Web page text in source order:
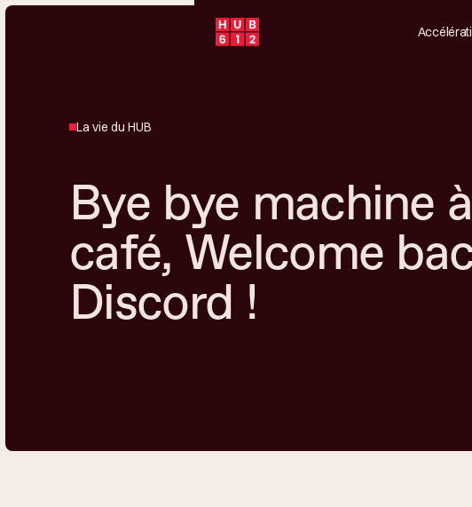
La vie du HUB
Bye bye machine à
café, Welcome
Discord !